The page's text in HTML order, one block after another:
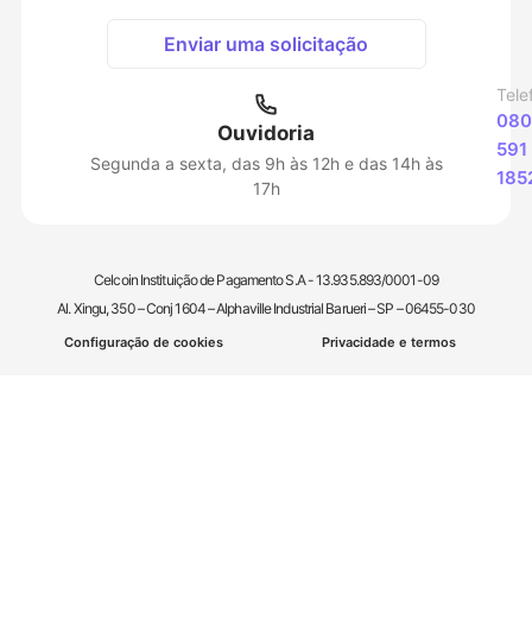
Enviar uma solicitação
Ouvidoria
Segunda a sexta, das 9h às 12h e das 14h às
17h
591
Celcoin Instituição de Pagamento S.A - 13.935.893/0001-09
Al. Xingu, 350 – Conj 1604 – Alphaville Industrial Barueri – SP – 06455-030
Configuração de cookies Privacidade e termos